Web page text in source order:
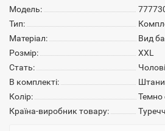
Модель:
Тип:
Матеріал:
Вид
Розмір:
XXL
Стать:
В комплекті:
Штани
Колір:
Темно
Країна-виробник товару: